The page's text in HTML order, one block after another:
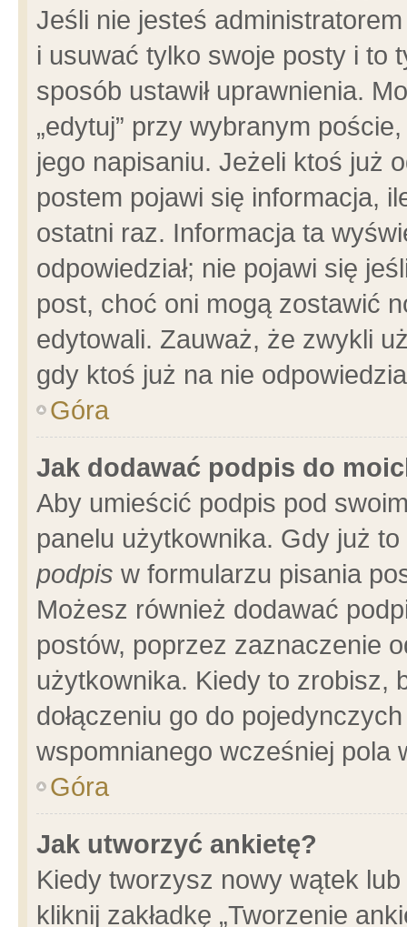
Jeśli nie jesteś
i usuwać tylko swoje posty i to
sposób ustawił uprawnienia.
„edytuj” przy wybranym
jego napisaniu. Jeżeli ktoś już
postem pojawi się informacja,
ostatni raz. Informacja ta
odpowiedział; nie pojawi się
post, choć oni mogą zostawić
edytowali. Zauważ, że zwykli
gdy ktoś już na nie
Góra
Jak dodawać podpis do
Aby umieścić podpis pod
panelu użytkownika. Gdy już
podpis w formularzu pisania
Możesz również dodawać
postów, poprzez zaznaczenie
użytkownika. Kiedy to zrobisz,
dołączeniu go do
wspomnianego wcześniej pola
Góra
Jak utworzyć ankietę?
Kiedy tworzysz nowy wątek
kliknij zakładkę „Tworzenie